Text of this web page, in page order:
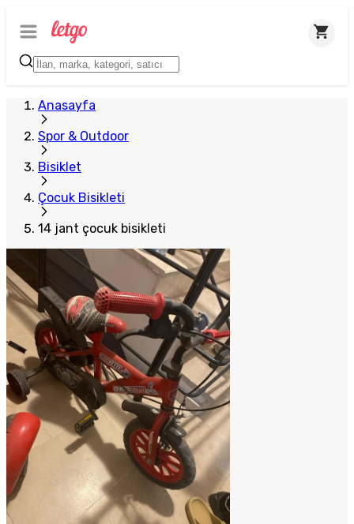
Anasayfa
Spor & Outdoor
Bisiklet
Çocuk Bisikleti
14 jant çocuk bisikleti